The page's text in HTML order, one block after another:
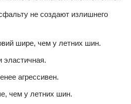
не создают излишнего
шире, чем у летних шин.
эластичная.
агрессивен.
чем у летних шин.